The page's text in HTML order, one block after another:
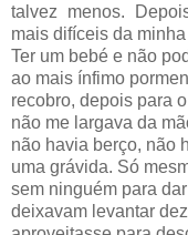
talvez menos.
mais difíceis da
Ter um bebé e não
ao mais ínfimo
recobro, depois para
não me largava da
não havia berço, não
uma grávida. Só
sem ninguém para
deixavam levantar